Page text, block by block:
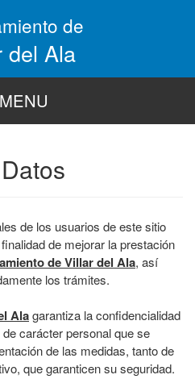
de
del Ala
de los usuarios de este sitio
de mejorar la prestación
de Villar del Ala, así
los trámites.
Alagarantiza la confidencialidad
carácter personal que se
de las medidas, tanto de
que garanticen su seguridad.